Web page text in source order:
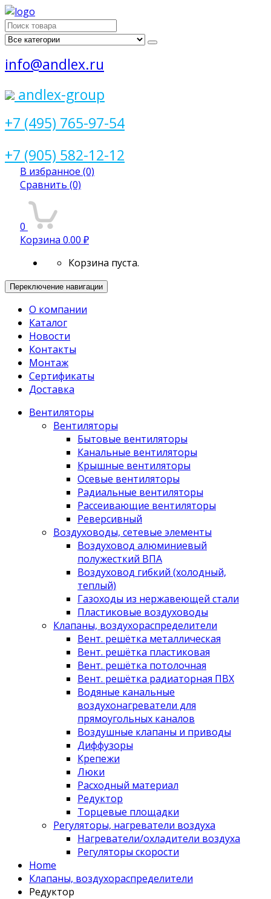
Поиск
для:
info@andlex.ru
andlex-group
+7 (495) 765-97-54
+7 (905) 582-12-12
В избранное (0)
Сравнить (0)
0
Корзина 0.00 ₽
Корзина пуста.
Переключение навигации
О компании
Каталог
Новости
Контакты
Монтаж
Сертификаты
Доставка
Вентиляторы
Вентиляторы
Бытовые вентиляторы
Канальные вентиляторы
Крышные вентиляторы
Осевые вентиляторы
Радиальные вентиляторы
Рассеивающие вентиляторы
Реверсивный
Воздуховоды, сетевые элементы
Воздуховод алюминиевый
полужесткий ВПА
Воздуховод гибкий (холодный,
теплый)
Газоходы из нержавеющей стали
Пластиковые воздуховоды
Клапаны, воздухораспределители
Вент. решётка металлическая
Вент. решётка пластиковая
Вент. решётка потолочная
Вент. решётка радиаторная ПВХ
Водяные канальные
воздухонагреватели для
прямоугольных каналов
Воздушные клапаны и приводы
Диффузоры
Крепежи
Люки
Расходный материал
Редуктор
Торцевые площадки
Регуляторы, нагреватели воздуха
Нагреватели/охладители воздуха
Регуляторы скорости
Home
Клапаны, воздухораспределители
Редуктор